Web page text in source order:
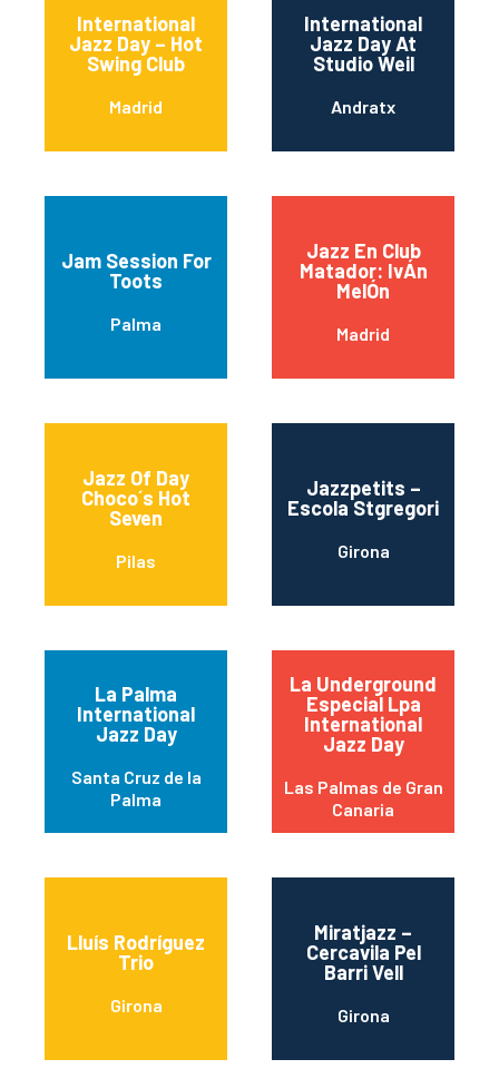
International
Jazz Day – Hot
Swing Club
Madrid
International
Jazz Day At
Studio Weil
Andratx
Jam Session For
Toots
Palma
Jazz En Club
Matador: IvÁn
MelÓn
Madrid
Jazz Of Day
Choco´s Hot
Seven
Pilas
Jazzpetits –
Escola Stgregori
Girona
La Palma
International
Jazz Day
Santa Cruz de la
Palma
La Underground
Especial Lpa
International
Jazz Day
Las Palmas de Gran
Canaria
Lluís Rodríguez
Trio
Girona
Miratjazz –
Cercavila Pel
Barri Vell
Girona